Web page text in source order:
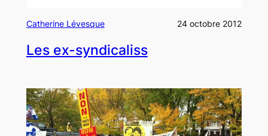
Catherine Lévesque 24 octobre 2012
Les ex-syndicaliss